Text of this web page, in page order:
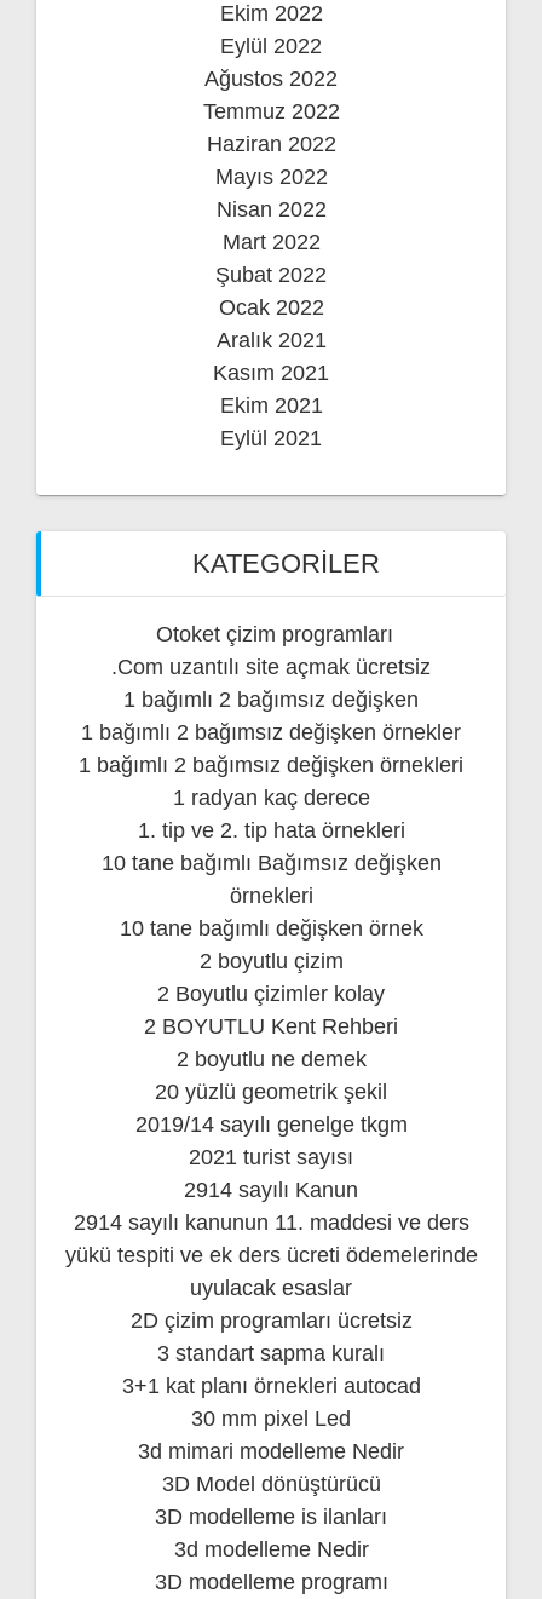
Ekim 2022
Eylül 2022
Ağustos 2022
Temmuz 2022
Haziran 2022
Mayıs 2022
Nisan 2022
Mart 2022
Şubat 2022
Ocak 2022
Aralık 2021
Kasım 2021
Ekim 2021
Eylül 2021
KATEGORILER
Otoket çizim programları
.Com uzantılı site açmak ücretsiz
1 bağımlı 2 bağımsız değişken
1 bağımlı 2 bağımsız değişken örnekler
1 bağımlı 2 bağımsız değişken örnekleri
1 radyan kaç derece
1. tip ve 2. tip hata örnekleri
10 tane bağımlı Bağımsız değişken
örnekleri
10 tane bağımlı değişken örnek
2 boyutlu çizim
2 Boyutlu çizimler kolay
2 BOYUTLU Kent Rehberi
2 boyutlu ne demek
20 yüzlü geometrik şekil
2019/14 sayılı genelge tkgm
2021 turist sayısı
2914 sayılı Kanun
2914 sayılı kanunun 11. maddesi ve ders
yükü tespiti ve ek ders ücreti ödemelerinde
uyulacak esaslar
2D çizim programları ücretsiz
3 standart sapma kuralı
3+1 kat planı örnekleri autocad
30 mm pixel Led
3d mimari modelleme Nedir
3D Model dönüştürücü
3D modelleme is ilanları
3d modelleme Nedir
3D modelleme programı